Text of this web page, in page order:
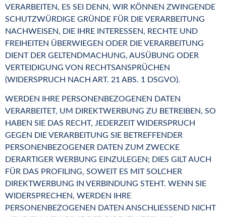
VERARBEITEN, ES SEI DENN, WIR KÖNNEN ZWINGENDE
SCHUTZWÜRDIGE GRÜNDE FÜR DIE VERARBEITUNG
NACHWEISEN, DIE IHRE INTERESSEN, RECHTE UND
FREIHEITEN ÜBERWIEGEN ODER DIE VERARBEITUNG
DIENT DER GELTENDMACHUNG, AUSÜBUNG ODER
VERTEIDIGUNG VON RECHTSANSPRÜCHEN
(WIDERSPRUCH NACH ART. 21 ABS. 1 DSGVO).
WERDEN IHRE PERSONENBEZOGENEN DATEN
VERARBEITET, UM DIREKTWERBUNG ZU BETREIBEN, SO
HABEN SIE DAS RECHT, JEDERZEIT WIDERSPRUCH
GEGEN DIE VERARBEITUNG SIE BETREFFENDER
PERSONENBEZOGENER DATEN ZUM ZWECKE
DERARTIGER WERBUNG EINZULEGEN; DIES GILT AUCH
FÜR DAS PROFILING, SOWEIT ES MIT SOLCHER
DIREKTWERBUNG IN VERBINDUNG STEHT. WENN SIE
WIDERSPRECHEN, WERDEN IHRE
PERSONENBEZOGENEN DATEN ANSCHLIESSEND NICHT